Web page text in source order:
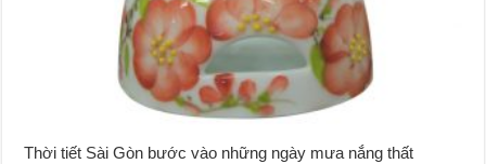
Thời tiết Sài Gòn bước vào những ngày mưa nắng thất